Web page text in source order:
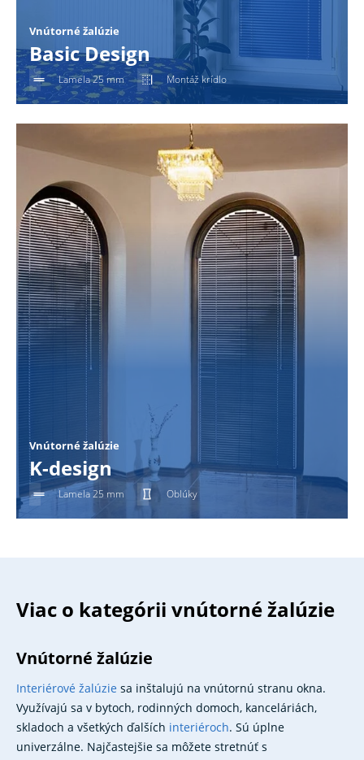
Vnútorné žalúzie
Basic Design
Lamela 25 mm Montáž krídlo
Vnútorné žalúzie
K-design
Lamela 25 mm Oblúky
Viac o kategórii vnútorné žalúzie
Vnútorné žalúzie
​​Interiérové žalúzie sa inštalujú na vnútornú stranu okna.
Využívajú sa v bytoch, rodinných domoch, kanceláriách,
skladoch a všetkých ďalších interiéroch. Sú úplne
univerzálne. Najčastejšie sa môžete stretnúť s